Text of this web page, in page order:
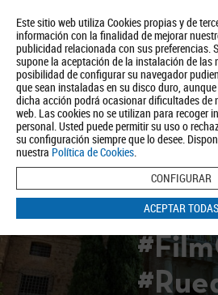
Este sitio web utiliza Cookies propias y de
información con la finalidad de mejorar
publicidad relacionada con sus preferencias.
supone la aceptación de la instalación de las
posibilidad de configurar su navegador
que sean instaladas en su disco duro,
dicha acción podrá ocasionar dificultades de
web. Las cookies no se utilizan para recoger
personal. Usted puede permitir su uso o
su configuración siempre que lo desee.
nuestra Política de Cookies.
CONFIGURAR
ACEPTAR TODAS
Quiénes somos Turismo